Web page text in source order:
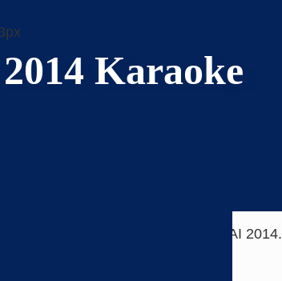
Karaoke
PJ und Artur auf der Wie.MAI.KAI 2014.